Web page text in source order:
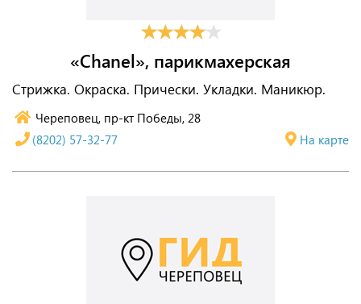
«Chanel», парикмахерская
Стрижка. Окраска. Прически. Укладки. Маникюр.
Череповец, пр-кт Победы, 28
На карте
(8202) 57-32-77